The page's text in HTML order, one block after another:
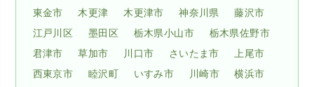
東金市
木更津 木更津市 神奈川県
藤沢市
江戸川区
墨田区 栃木県小山市
栃木県佐野市
君津市
草加市 川口市 さいたま市
上尾市
西東京市
睦沢町 いすみ市 川崎市
横浜市